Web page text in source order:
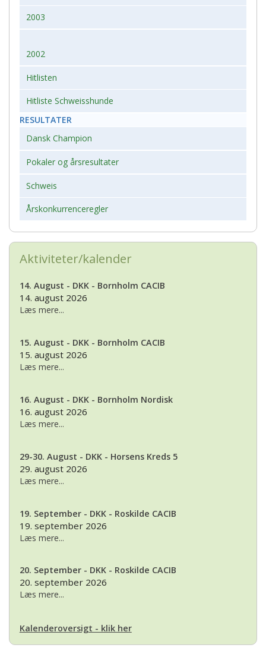
2003
2002
Hitlisten
Hitliste Schweisshunde
RESULTATER
Dansk Champion
Pokaler og årsresultater
Schweis
Årskonkurrenceregler
Aktiviteter/kalender
14. August - DKK - Bornholm CACIB
14. august 2026
Læs mere...
15. August - DKK - Bornholm CACIB
15. august 2026
Læs mere...
16. August - DKK - Bornholm Nordisk
16. august 2026
Læs mere...
29-30. August - DKK - Horsens Kreds 5
29. august 2026
Læs mere...
19. September - DKK - Roskilde CACIB
19. september 2026
Læs mere...
20. September - DKK - Roskilde CACIB
20. september 2026
Læs mere...
Kalenderoversigt - klik her